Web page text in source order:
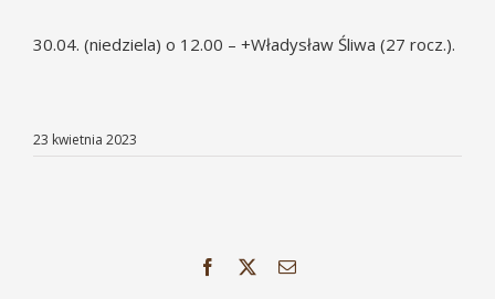
30.04. (niedziela) o 12.00 – +Władysław Śliwa (27 rocz.).
23 kwietnia 2023
Facebook Email